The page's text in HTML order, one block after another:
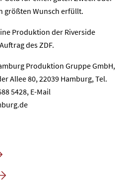
größten Wunsch erfüllt.
Produktion der Riverside
des ZDF.
Produktion Gruppe GmbH,
Allee 80, 22039 Hamburg, Tel.
5428, E-Mail